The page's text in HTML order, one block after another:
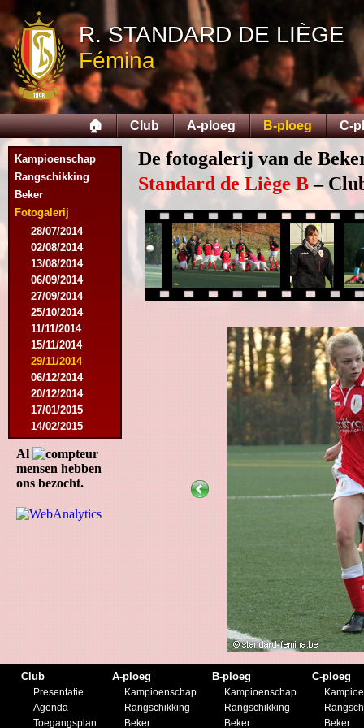
R. STANDARD DE LIÈGE
Fémina
🏠 Club A-ploeg B-ploeg C-
Kampioenschap
Rangschikking
Beker
Fotogalerij
28/07/2014
02/08/2014
13/08/2014
06/09/2014
27/09/2014
25/10/2014
11/11/2014
15/11/2014
29/11/2014
06/12/2014
20/12/2014
17/01/2015
14/02/2015
21/02/2015
18/04/2015
22/04/2015
09/05/2015
20/07/2015
01/08/2015
09/04/2016
23/04/2016
30/04/2016
18/07/2016
Al
mensen hebben
ons bezocht.
De fotogalerij van de
Standard de Liège B–
Club
Presentatie
Agenda
Toegangsplan
A-ploeg
Kampioenschap
Rangschikking
Beker
B-ploeg
Kampioenschap
Rangschikking
Beker
C-ploeg
Beker